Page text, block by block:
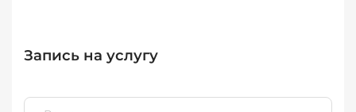
Запись на услугу